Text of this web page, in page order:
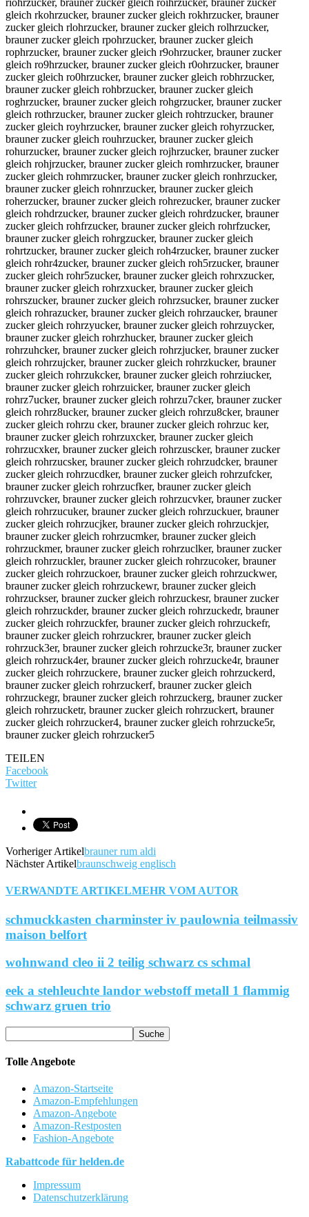
TEILEN
Facebook
Twitter
Vorheriger Artikelbrauner rum aldi
Nächster Artikelbraunschweig englisch
VERWANDTE ARTIKELMEHR VOM AUTOR
schmuckkasten charminster iv paulownia teilmassiv
maison belfort
wohnwand cleo ii 2 teilig schwarz cs schmal
eek a stehleuchte landor webstoff metall 1 flammig
schwarz gruen trio
Tolle Angebote
Amazon-Startseite
Amazon-Empfehlungen
Amazon-Angebote
Amazon-Restposten
Fashion-Angebote
Rabattcode für helden.de
Impressum
Datenschutzerklärung